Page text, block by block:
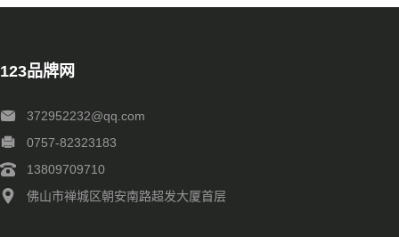
123品牌网
372952232@qq.com
0757-82323183
13809709710
佛山市禅城区朝安南路超发大厦首层